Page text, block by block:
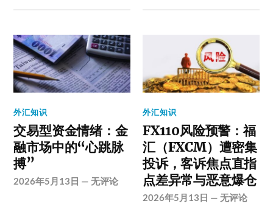
外汇知识
交易型资金情绪：金
融市场中的“心跳脉
搏”
2026年5月13日 —无评论
外汇知识
FX110风险预警：福
汇（FXCM）遭密集
投诉，客诉焦点直指
点差异常与恶意爆仓
2026年5月13日 —无评论